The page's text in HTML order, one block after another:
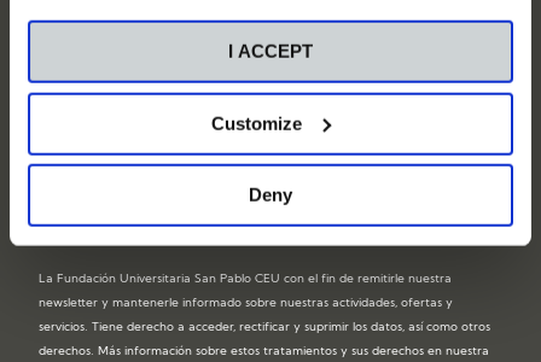
I ACCEPT
Customize
Deny
informado
La Fundación Universitaria San Pablo CEU con el fin de remitirle nuestra
newsletter y mantenerle informado sobre nuestras actividades, ofertas y
servicios. Tiene derecho a acceder, rectificar y suprimir los datos, así como otros
derechos. Más información sobre estos tratamientos y sus derechos en nuestra